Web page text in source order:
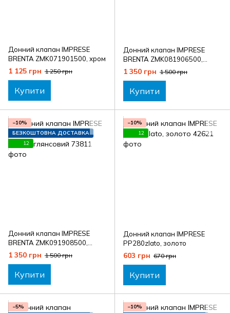
Донний клапан IMPRESE
BRENTA ZMK071901500, хром
1 125 грн 1 250 грн
Купити
Донний клапан IMPRESE
BRENTA ZMK081906500,
нікель
1 350 грн 1 500 грн
Купити
−10%
БЕЗКОШТОВНА ДОСТАВКА
12
Донний клапан IMPRESE
BRENTA ZMK091908500,
графіт глянсовий
1 350 грн 1 500 грн
Купити
−10%
12
Донний клапан IMPRESE
PP280zlato, золото
603 грн 670 грн
Купити
−5%
−10%